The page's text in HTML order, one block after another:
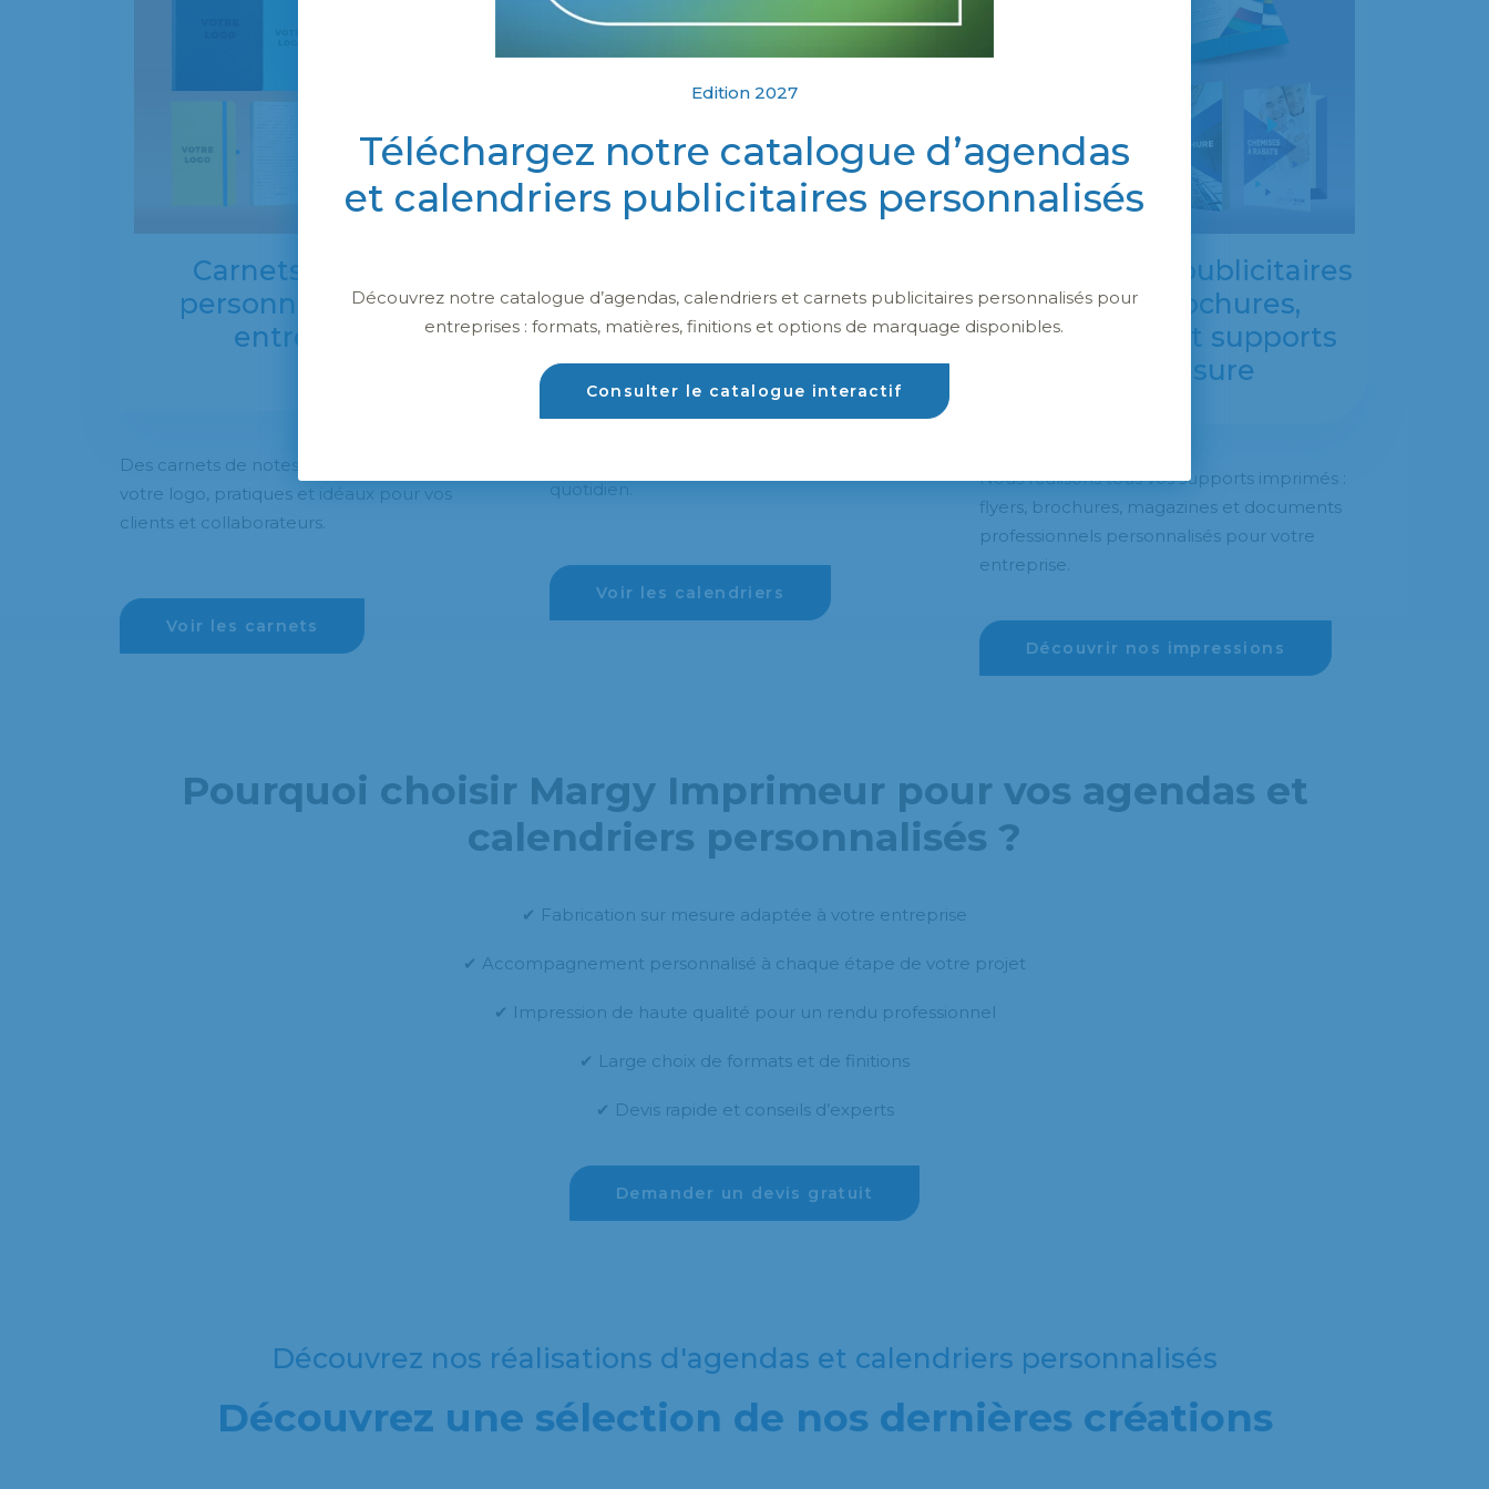
Carnets de notes
personnalisés pour
entreprises
Des carnets de notes personnalisés avec
votre logo, pratiques et idéaux pour vos
clients et collaborateurs.
Voir les carnets
personnalisés
quotidien.
Voir les calendriers
Impressions publicitaires
: flyers, brochures,
magazines et supports
sur mesure
Nous réalisons tous vos supports imprimés :
flyers, brochures, magazines et documents
professionnels personnalisés pour votre
entreprise.
Découvrir nos impressions
Pourquoi choisir Margy Imprimeur pour vos agendas et
calendriers personnalisés ?
✔ Fabrication sur mesure adaptée à votre entreprise
✔ Accompagnement personnalisé à chaque étape de votre projet
✔ Impression de haute qualité pour un rendu professionnel
✔ Large choix de formats et de finitions
✔ Devis rapide et conseils d’experts
Demander un devis gratuit
Découvrez nos réalisations d'agendas et calendriers personnalisés
Découvrez une sélection de nos dernières créations
Edition 2027
Téléchargez notre catalogue d’agendas
et calendriers publicitaires personnalisés
Découvrez notre catalogue d’agendas, calendriers et carnets publicitaires personnalisés pour
entreprises : formats, matières, finitions et options de marquage disponibles.
Consulter le catalogue interactif